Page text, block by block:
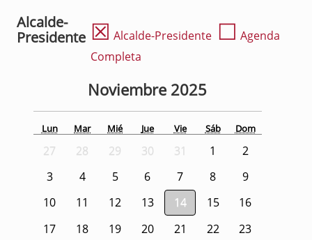
Alcalde-
Presidente ☒ Alcalde-Presidente ☐ Agenda
Completa
Noviembre 2025
Lun Mar Mié Jue Vie Sáb Dom
27 28 29 30 31 1
2
3
4 5 6 7 8
9
10
11 12 13 14 15
16
17
18 19 20 21 22
23